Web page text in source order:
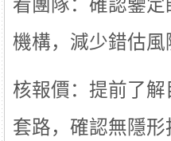
看團隊：確認鑒
機構，減少錯估風
核報價：提前了
套路，確認無隱形